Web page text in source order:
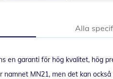
en garanti för hög kvalitet, hög
MN21, men det kan
Alla